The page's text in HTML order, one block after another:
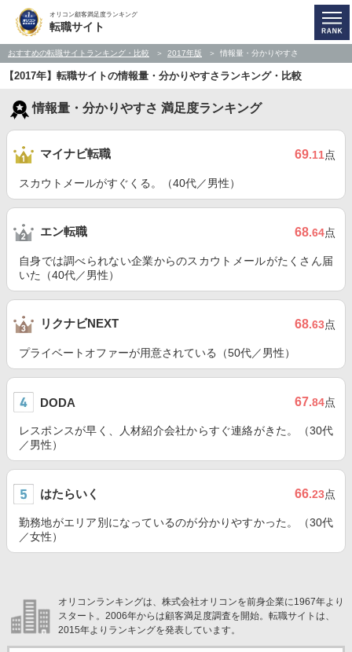
オリコン顧客満足度ランキング
転職サイト
おすすめの転職サイトランキング・比較 2017年版 情報量・分かりやすさ
【2017年】転職サイトの情報量・分かりやすさランキング・比較
情報量・分かりやすさ 満足度ランキング
マイナビ転職 69.11点
スカウトメールがすぐくる。（40代／男性）
エン転職 68.64点
自身では調べられない企業からのスカウトメールがたくさん届
いた（40代／男性）
リクナビNEXT 68.63点
プライベートオファーが用意されている（50代／男性）
DODA 67.84点
レスポンスが早く、人材紹介会社からすぐ連絡がきた。（30代
／男性）
はたらいく 66.23点
勤務地がエリア別になっているのが分かりやすかった。（30代
／女性）
オリコンランキングは、株式会社オリコンを前身企業に1967年より
スタート。2006年からは顧客満足度調査を開始。転職サイトは、
2015年よりランキングを発表しています。